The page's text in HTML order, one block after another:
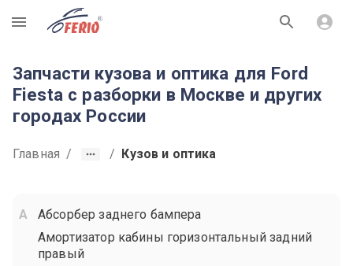
R
Запчасти кузова и оптика для Ford
Fiesta с разборки в Москве и других
городах России
Главная / / Кузов и оптика
Абсорбер заднего бампера
Амортизатор кабины горизонтальный задний
правый